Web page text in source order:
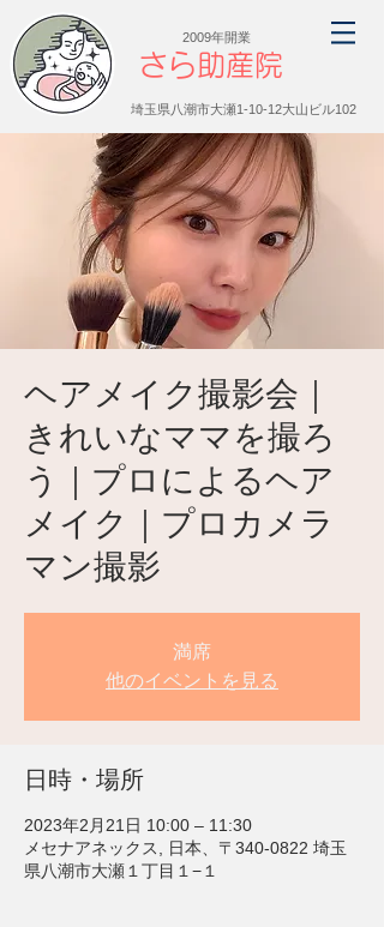
さら助産院
埼玉県八潮市大瀬1-10-12大山ビル102
2009年開業
ヘアメイク撮影会｜
きれいなママを撮ろ
う｜プロによるヘア
メイク｜プロカメラ
マン撮影
満席
他のイベントを見る
日時・場所
2023年2月21日 10:00 – 11:30
メセナアネックス, 日本、〒340-0822 埼玉
県八潮市大瀬１丁目１−１